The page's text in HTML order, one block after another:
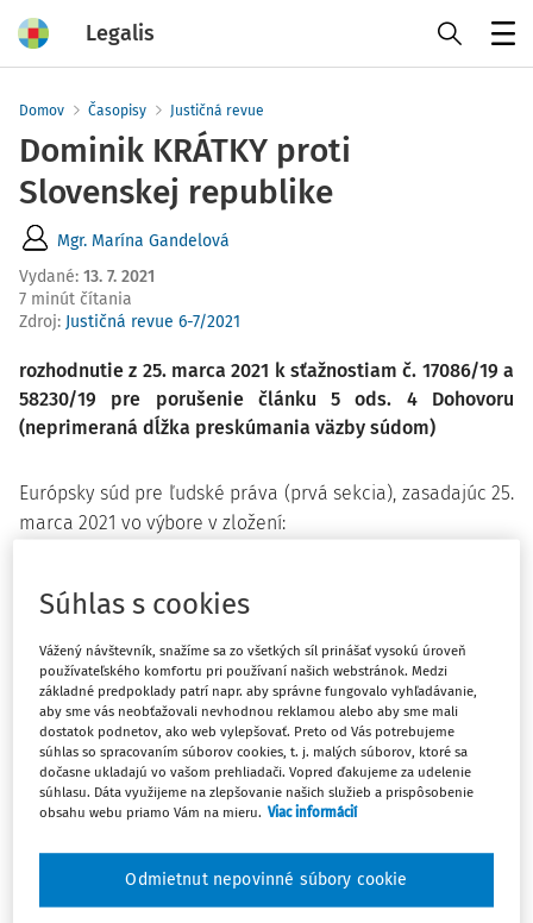
Legalis
Domov Časopisy Justičná revue
Dominik KRÁTKY proti
Slovenskej republike
Mgr. Marína Gandelová
Vydané: 13. 7. 2021
7 minút čítania
Zdroj: Justičná revue 6-7/2021
rozhodnutie z 25. marca 2021 k sťažnostiam č. 17086/19 a
58230/19 pre porušenie článku 5ods. 4 Dohovoru
(neprimeraná dĺžka preskúmania väzby súdom)
Európsky súd pre ľudské práva (prvá sekcia), zasadajúc 25.
marca 2021 vo výbore v zložení:
Alena Poláčková,
Gilberto Felici,sudcovia,
a Viktoriya Maradudina,zástupkyňa tajomníka sekcie,
vzhľadom na už uvedené sťažnosti podané 20. marca a 24.
októbra 2019,
po prerokovaní rozhoduje takto:
Súhlas s cookies
Vážený návštevník, snažíme sa zo všetkých síl prinášať vysokú úroveň
používateľského komfortu pri používaní našich webstránok. Medzi
základné predpoklady patrí napr. aby správne fungovalo vyhľadávanie,
aby sme vás neobťažovali nevhodnou reklamou alebo aby sme mali
dostatok podnetov, ako web vylepšovať. Preto od Vás potrebujeme
súhlas so spracovaním súborov cookies, t. j. malých súborov, ktoré sa
dočasne ukladajú vo vašom prehliadači. Vopred ďakujeme za udelenie
súhlasu. Dáta využijeme na zlepšovanie našich služieb a prispôsobenie
obsahu webu priamo Vám na mieru. Viac informácií
Odmietnut nepovinné súbory cookie